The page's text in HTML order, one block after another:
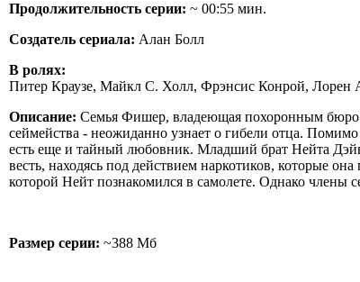
Продолжительность серии: ~ 00:55 мин.
Создатель сериала: Алан Болл
В ролях:
Питер Краузе, Майкл С. Холл, Фрэнсис Конрой, Лорен
Описание: Семья Фишер, владеющая похоронным бюро
сеймейства - неожиданно узнает о гибели отца.
есть еще и тайный любовник. Младший брат Нейта
весть, находясь под действием наркотиков, которые
которой Нейт познакомился в самолете. Однако члены
Размер серии: ~388 Мб